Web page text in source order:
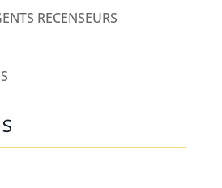
RECENSEURS